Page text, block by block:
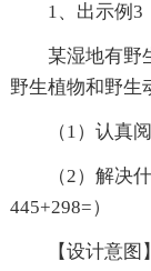
1、出示例3
某湿地有野
野生植物和野生
（1）认真
（2）解决
445+298=）
【设计意